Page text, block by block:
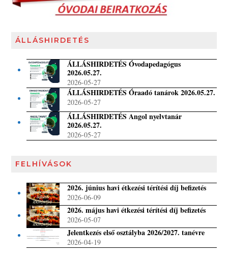
ÁLLÁSHIRDETÉS
ÁLLÁSHIRDETÉS Óvodapedagógus
2026.05.27.
2026-05-27
ÁLLÁSHIRDETÉS Óraadó tanárok 2026.05.27.
2026-05-27
ÁLLÁSHIRDETÉS Angol nyelvtanár
2026.05.27.
2026-05-27
FELHÍVÁSOK
2026. június havi étkezési térítési díj befizetés
2026-06-09
2026. május havi étkezési térítési díj befizetés
2026-05-07
Jelentkezés első osztályba 2026/2027. tanévre
2026-04-19